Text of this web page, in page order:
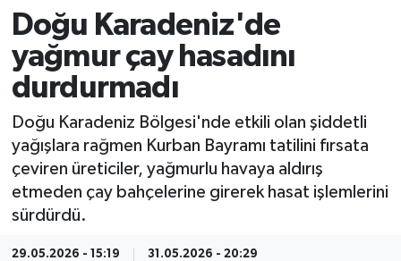
Doğu Karadeniz'de
yağmur çay hasadını
durdurmadı
Doğu Karadeniz Bölgesi'nde etkili olan şiddetli
yağışlara rağmen Kurban Bayramı tatilini fırsata
çeviren üreticiler, yağmurlu havaya aldırış
etmeden çay bahçelerine girerek hasat işlemlerini
sürdürdü.
29.05.2026 - 15:19 31.05.2026 - 20:29
Rize Jandarma Komutanlığı
Bilim Teknoloji
Advertising news
Canlı Maç
Süper Lig Puan Durumu ve Fikstür
Tüm Manşetler
Haber Arşivi